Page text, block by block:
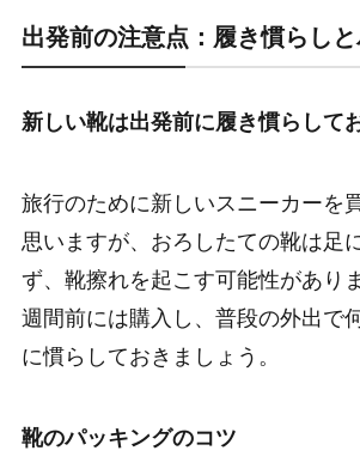
出発前の注意点：履き慣らし
新しい靴は出発前に履き慣らして
旅行のために新しいスニーカーを
思いますが、おろしたての靴は足
ず、靴擦れを起こす可能性があり
週間前には購入し、普段の外出で
に慣らしておきましょう。
靴のパッキングのコツ